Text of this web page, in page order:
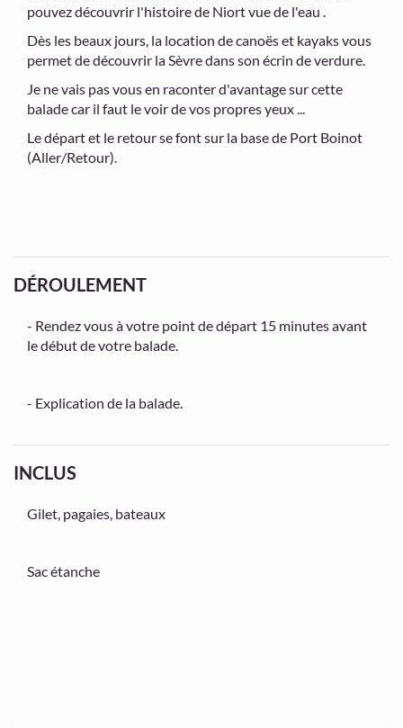
pouvez découvrir l'histoire de Niort vue de l'eau .
Dès les beaux jours, la location de canoës et kayaks vous
permet de découvrir la Sèvre dans son écrin de verdure.
Je ne vais pas vous en raconter d'avantage sur cette
balade car il faut le voir de vos propres yeux ...
Le départ et le retour se font sur la base de Port Boinot
(Aller/Retour).
DÉROULEMENT
- Rendez vous à votre point de départ 15 minutes avant
le début de votre balade.
- Explication de la balade.
INCLUS
Gilet, pagaies, bateaux
Sac étanche